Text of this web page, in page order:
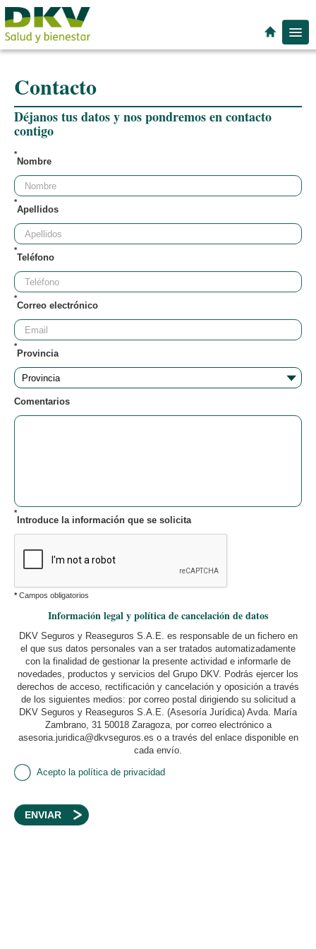
Especialidades
Localidad
Contacto
Déjanos tus datos y nos pondremos en contacto
contigo
*
Nombre
*
Apellidos
*
Teléfono
*
Correo electrónico
*
Provincia
Comentarios
*
Introduce la información que se solicita
* Campos obligatorios
Información legal y política de cancelación de datos
DKV Seguros y Reaseguros S.A.E. es responsable de un fichero en
el que sus datos personales van a ser tratados automatizadamente
con la finalidad de gestionar la presente actividad e informarle de
novedades, productos y servicios del Grupo DKV. Podrás ejercer los
derechos de acceso, rectificación y cancelación y oposición a través
de los siguientes medios: por correo postal dirigiendo su solicitud a
DKV Seguros y Reaseguros S.A.E. (Asesoría Jurídica) Avda. María
Zambrano, 31 50018 Zaragoza, por correo electrónico a
asesoria.juridica@dkvseguros.es o a través del enlace disponible en
cada envío.
Acepto la política de privacidad